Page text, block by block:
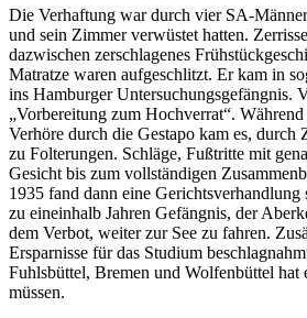
Die Verhaftung war durch vier SA-
und sein Zimmer verwüstet hatten.
dazwischen zerschlagenes
Matratze waren aufgeschlitzt. Er kam in
ins Hamburger Untersuchungsgefängnis.
Vorbereitung zum Hochverrat .
Verhöre durch die Gestapo kam es, durch
zu Folterungen. Schläge, Fußtritte mit
Gesicht bis zum vollständigen
1935 fand dann eine
zu eineinhalb Jahren Gefängnis, der
dem Verbot, weiter zur See zu fahren.
Ersparnisse für das Studium
Fuhlsbüttel, Bremen und Wolfenbüttel hat
müssen.